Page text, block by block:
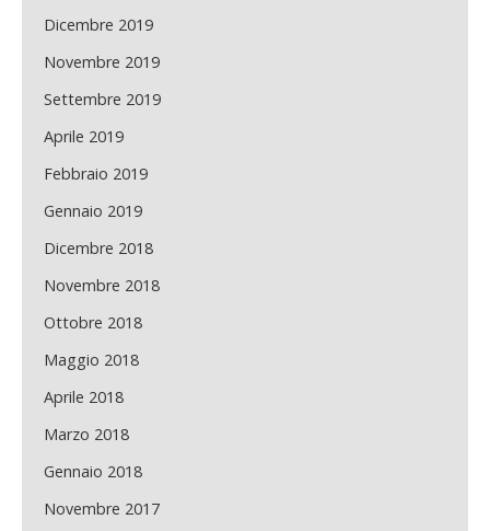
Dicembre 2019
Novembre 2019
Settembre 2019
Aprile 2019
Febbraio 2019
Gennaio 2019
Dicembre 2018
Novembre 2018
Ottobre 2018
Maggio 2018
Aprile 2018
Marzo 2018
Gennaio 2018
Novembre 2017